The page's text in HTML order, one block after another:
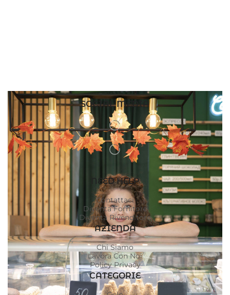
SOCIAL MEDIA
NEED HELP
Contattaci
Diventa Fornitore
Diventa Rivenditore
AZIENDA
Chi Siamo
Lavora Con Noi
Policy Privacy
CATEGORIE